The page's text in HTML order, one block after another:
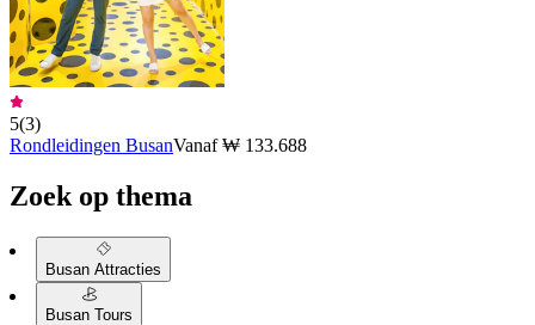
5(3)
Rondleidingen BusanVanaf ₩ 133.688
Zoek op thema
Busan Attracties
Busan Tours